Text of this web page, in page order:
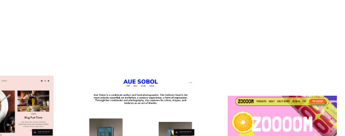
AUE SOBOL
0.00 $192+
4 catégories
Zooom: Responsive Ecommerce Website Template by Roman Avshalumov — Framer Marketplace
$0.00 $120+